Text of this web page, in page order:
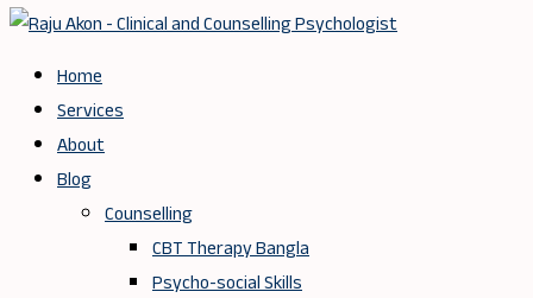
Home
Services
About
Blog
Counselling
CBT Therapy Bangla
Psycho-social Skills